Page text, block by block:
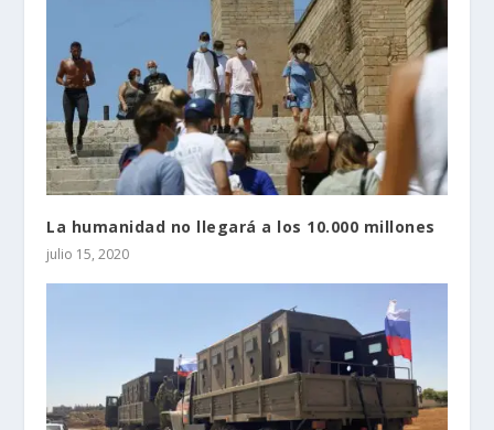
La humanidad no llegará a los 10.000 millones
julio 15, 2020